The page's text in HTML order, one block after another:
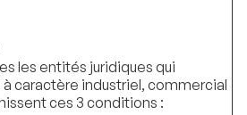
les entités juridiques qui
caractère industriel, commercial
ces 3 conditions :